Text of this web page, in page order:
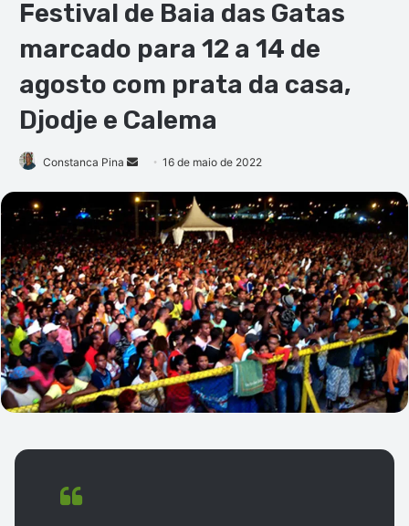
Festival de Baia das Gatas
marcado para 12 a 14 de
agosto com prata da casa,
Djodje e Calema
Constanca Pina
Mande
e-
16 de maio de 2022